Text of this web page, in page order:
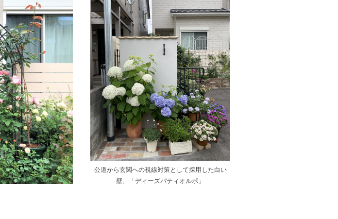
公道から玄関への視線対策として採用した白い
壁、「ディーズパティオルポ」